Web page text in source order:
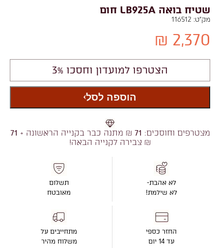
שטיח בואה LB925A חום
מק"ט: 116512
2,370 ₪
הצטרפו למועדון וחסכו 3%
הוספה לסל
מצטרפים וחוסכים: 71 ₪ מתנה כבר בקנייה הראשונה + 71
₪ צבירה לקנייה הבאה!
לא אהבת-
לא שילמת!
החזר כספי
עד 14 יום
תשלום
מאובטח
מתחייבים על
משלוח מהיר